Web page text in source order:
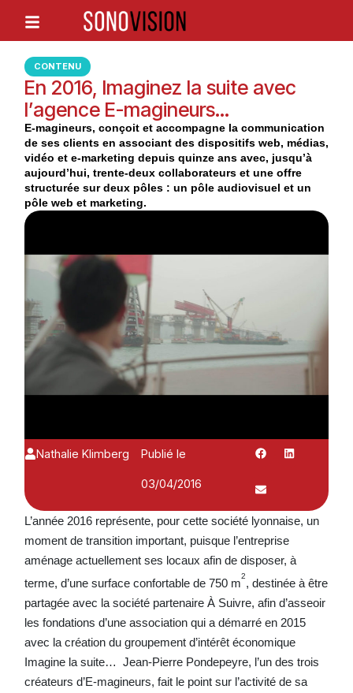
CONTENU
En 2016, Imaginez la suite avec
l’agence E-magineurs…
E-magineurs, conçoit et accompagne la communication
de ses clients en associant des dispositifs web, médias,
vidéo et e-marketing depuis quinze ans avec, jusqu’à
aujourd’hui, trente-deux collaborateurs et une offre
structurée sur deux pôles : un pôle audiovisuel et un
pôle web et marketing.
Nathalie Klimberg
Publié le
03/04/2016
L’année 2016 représente, pour cette société lyonnaise, un
moment de transition important, puisque l’entreprise
aménage actuellement ses locaux afin de disposer, à
terme, d’une surface confortable de 750 m
2
, destinée à être
partagée avec la société partenaire À Suivre, afin d’asseoir
les fondations d’une association qui a démarré en 2015
avec la création du groupement d’intérêt économique
Imagine la suite… Jean-Pierre Pondepeyre, l’un des trois
créateurs d’E-magineurs, fait le point sur l’activité de sa